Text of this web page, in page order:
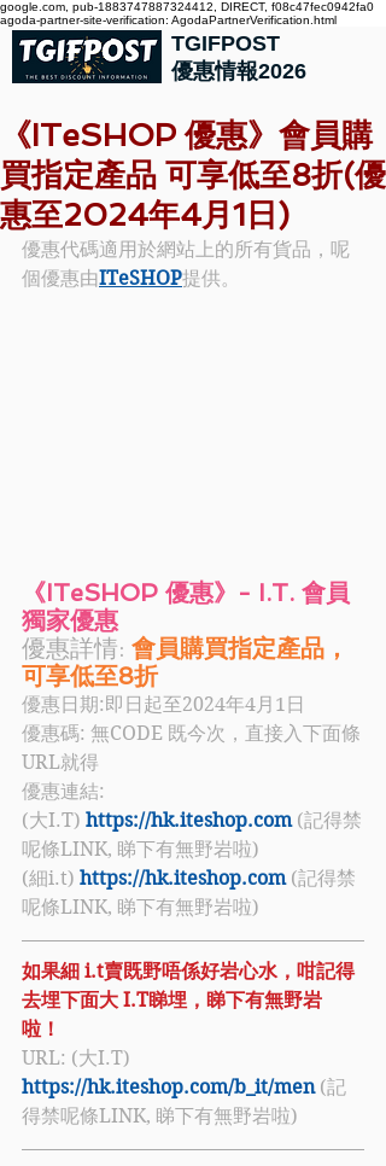
google.com, pub-1883747887324412, DIRECT, f08c47fec0942fa0
agoda-partner-site-verification: AgodaPartnerVerification.html
TGIFPOST
優惠情報2026
《ITeSHOP 優惠》會員購
買指定產品 可享低至8折(優
惠至2024年4月1日)
優惠代碼適用於網站上的所有貨品，呢
個優惠由ITeSHOP提供。
《ITeSHOP 優惠》- I.T. 會員
獨家優惠
優惠詳情: 會員購買指定產品，
可享低至8折
優惠日期:即日起至2024年4月1日
優惠碼: 無CODE 既今次，直接入下面條
URL就得
優惠連結:
(大I.T) https://hk.iteshop.com (記得禁
呢條LINK, 睇下有無野岩啦)
(細i.t) https://hk.iteshop.com (記得禁
呢條LINK, 睇下有無野岩啦)
如果細 i.t賣既野唔係好岩心水，咁記得
去埋下面大 I.T睇埋，睇下有無野岩
啦！
URL: (大I.T)
https://hk.iteshop.com/b_it/men (記
得禁呢條LINK, 睇下有無野岩啦)